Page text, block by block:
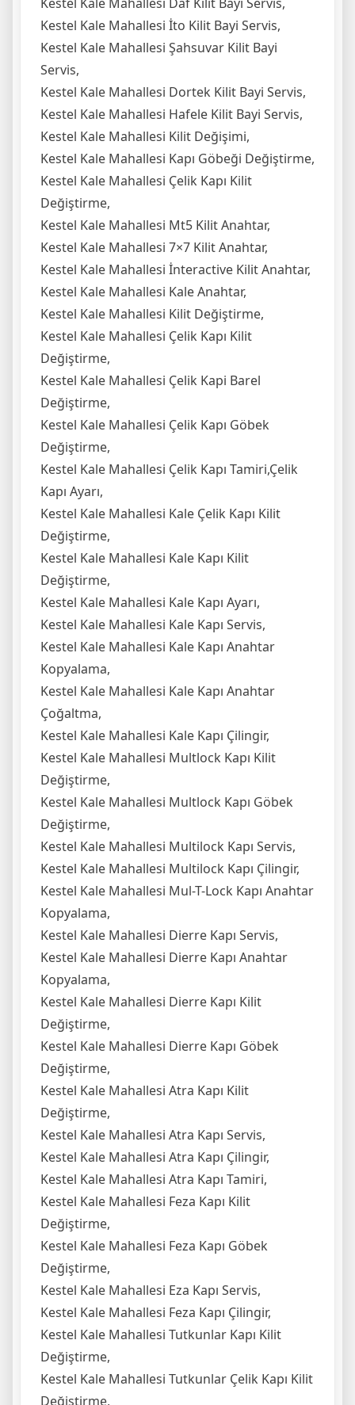
Kestel Kale Mahallesi Daf Kilit Bayi Servis,
Kestel Kale Mahallesi İto Kilit Bayi Servis,
Kestel Kale Mahallesi Şahsuvar Kilit Bayi
Servis,
Kestel Kale Mahallesi Dortek Kilit Bayi Servis,
Kestel Kale Mahallesi Hafele Kilit Bayi Servis,
Kestel Kale Mahallesi Kilit Değişimi,
Kestel Kale Mahallesi Kapı Göbeği Değiştirme,
Kestel Kale Mahallesi Çelik Kapı Kilit
Değiştirme,
Kestel Kale Mahallesi Mt5 Kilit Anahtar,
Kestel Kale Mahallesi 7×7 Kilit Anahtar,
Kestel Kale Mahallesi İnteractive Kilit Anahtar,
Kestel Kale Mahallesi Kale Anahtar,
Kestel Kale Mahallesi Kilit Değiştirme,
Kestel Kale Mahallesi Çelik Kapı Kilit
Değiştirme,
Kestel Kale Mahallesi Çelik Kapi Barel
Değiştirme,
Kestel Kale Mahallesi Çelik Kapı Göbek
Değiştirme,
Kestel Kale Mahallesi Çelik Kapı Tamiri,Çelik
Kapı Ayarı,
Kestel Kale Mahallesi Kale Çelik Kapı Kilit
Değiştirme,
Kestel Kale Mahallesi Kale Kapı Kilit
Değiştirme,
Kestel Kale Mahallesi Kale Kapı Ayarı,
Kestel Kale Mahallesi Kale Kapı Servis,
Kestel Kale Mahallesi Kale Kapı Anahtar
Kopyalama,
Kestel Kale Mahallesi Kale Kapı Anahtar
Çoğaltma,
Kestel Kale Mahallesi Kale Kapı Çilingir,
Kestel Kale Mahallesi Multlock Kapı Kilit
Değiştirme,
Kestel Kale Mahallesi Multlock Kapı Göbek
Değiştirme,
Kestel Kale Mahallesi Multilock Kapı Servis,
Kestel Kale Mahallesi Multilock Kapı Çilingir,
Kestel Kale Mahallesi Mul-T-Lock Kapı Anahtar
Kopyalama,
Kestel Kale Mahallesi Dierre Kapı Servis,
Kestel Kale Mahallesi Dierre Kapı Anahtar
Kopyalama,
Kestel Kale Mahallesi Dierre Kapı Kilit
Değiştirme,
Kestel Kale Mahallesi Dierre Kapı Göbek
Değiştirme,
Kestel Kale Mahallesi Atra Kapı Kilit
Değiştirme,
Kestel Kale Mahallesi Atra Kapı Servis,
Kestel Kale Mahallesi Atra Kapı Çilingir,
Kestel Kale Mahallesi Atra Kapı Tamiri,
Kestel Kale Mahallesi Feza Kapı Kilit
Değiştirme,
Kestel Kale Mahallesi Feza Kapı Göbek
Değiştirme,
Kestel Kale Mahallesi Eza Kapı Servis,
Kestel Kale Mahallesi Feza Kapı Çilingir,
Kestel Kale Mahallesi Tutkunlar Kapı Kilit
Değiştirme,
Kestel Kale Mahallesi Tutkunlar Çelik Kapı Kilit
Değiştirme,